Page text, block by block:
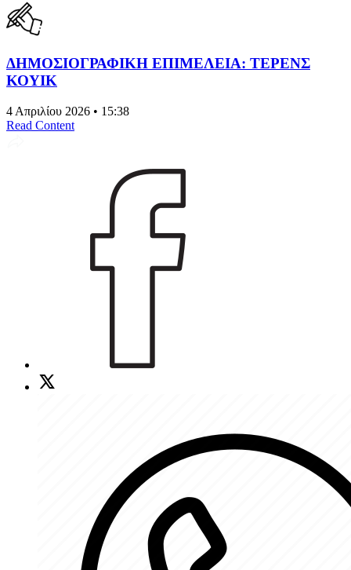
ΔΗΜΟΣΙΟΓΡΑΦΙΚΗ ΕΠΙΜΕΛΕΙΑ: ΤΕΡΕΝΣ
ΚΟΥΙΚ
4 Απριλίου 2026 • 15:38
Read Content